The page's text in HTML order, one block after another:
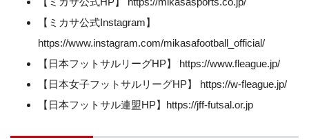
【ミカサ公式Instagram】
https://www.instagram.com/mikasafootball_official/
【日本フットサルリーグHP】 https://www.fleague.jp/
【日本女子フットサルリーグHP】 https://w-fleague.jp/
【日本フットサル連盟HP】 https://jff-futsal.or.jp